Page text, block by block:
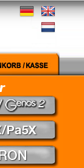
Little Thing She Does